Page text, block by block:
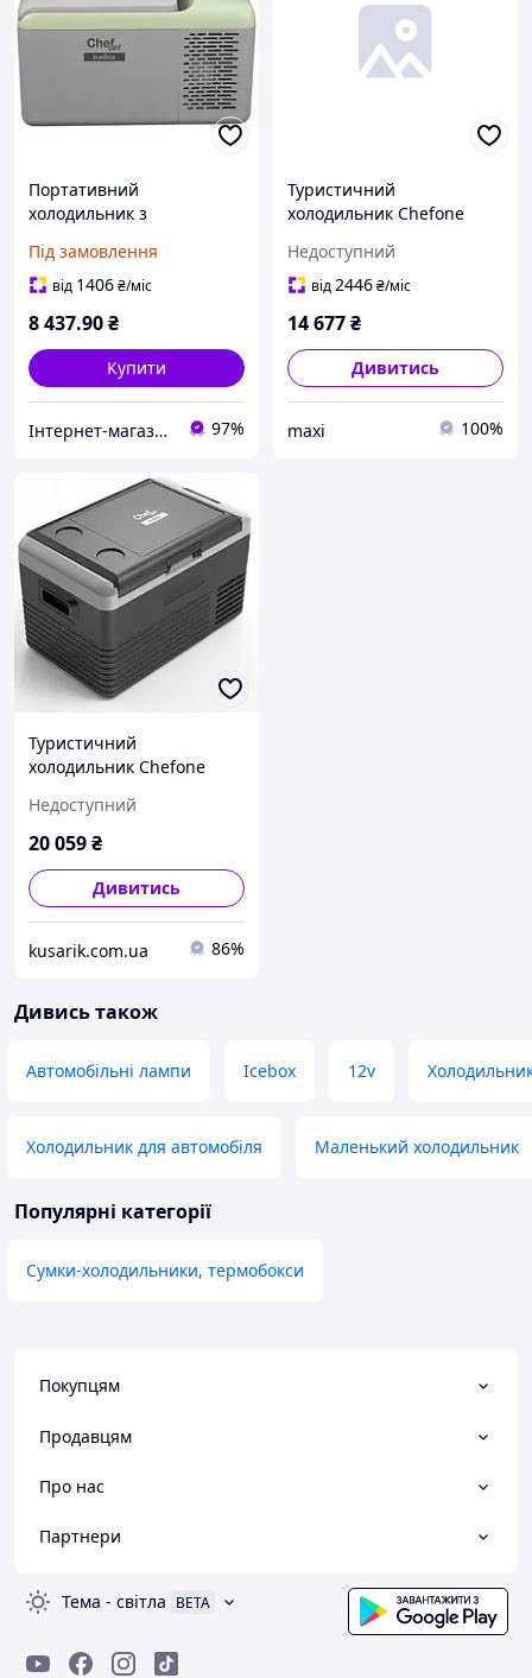
Портативний
холодильник з
ChefOne IceBox C9P 230 В
12 В 24 В 9 л
Під замовлення
від 1406₴/міс
8 437.90₴
Купити
Інтернет-магазин якісних інструментів ''VERFO'' 97%
Туристичний
холодильник Chefone
компресорний 230V 12V
24V
Недоступний
від2446₴/міс
14 677₴
Дивитись
maxi 100%
Туристичний
холодильник Chefone
компресорний 230V 12V
24V
Недоступний
20 059₴
Дивитись
kusarik.com.ua 86%
Дивись також
Автомобільні лампи Icebox 12v
Холодильник для автомобіля Маленький холодильник
Популярні категорії
Сумки-холодильники, термобокси
Покупцям
Продавцям
Про нас
Партнери
Тема - світла BETA